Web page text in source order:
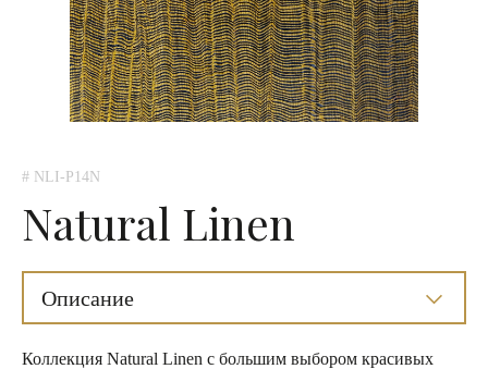
# NLI-P14N
Natural Linen
Описание
Коллекция Natural Linen с большим выбором красивых